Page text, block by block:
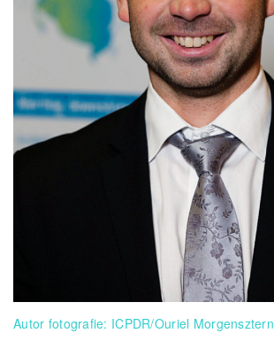
Autor fotografie: ICPDR/Ouriel Morgensztern